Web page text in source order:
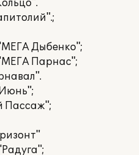
Дыбенко";
Парнас";
Пассаж";